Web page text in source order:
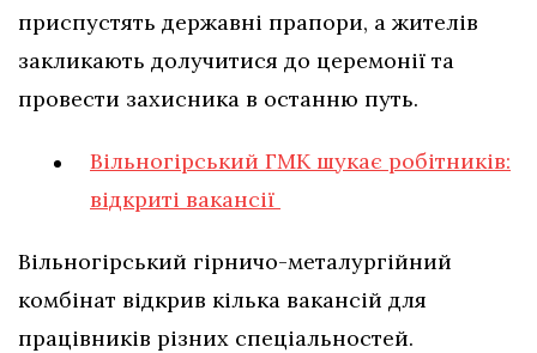
приспустять державні прапори, а жителів
закликають долучитися до церемонії та
провести захисника в останню путь.
Вільногірський ГМК шукає робітників:
відкриті вакансії
Вільногірський гірничо-металургійний
комбінат відкрив кілька вакансій для
працівників різних спеціальностей.